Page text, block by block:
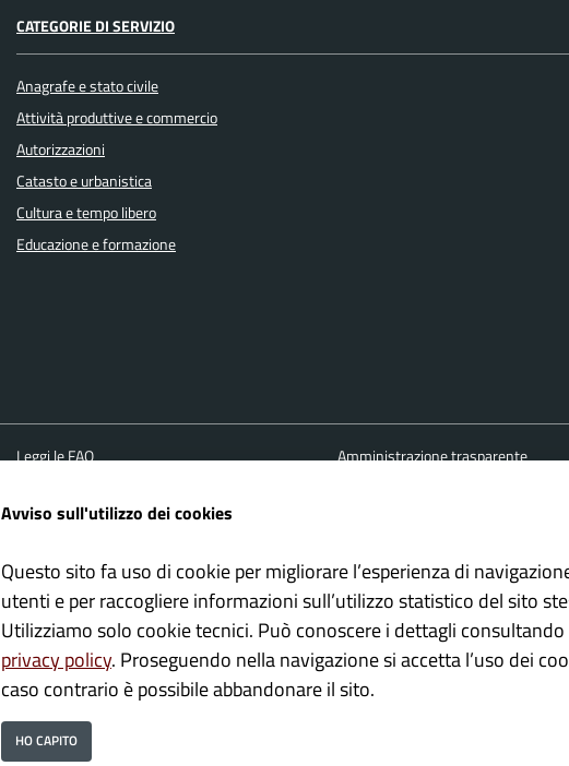
CATEGORIE DI SERVIZIO
Anagrafe e stato civile
Attività produttive e commercio
Autorizzazioni
Catasto e urbanistica
Cultura e tempo libero
Educazione e formazione
Leggi le FAQ
Segnalazione disservizio
Amministrazione trasparente
Albo pretorio
Dichiarazione di accessibilità
Avviso sull'utilizzo dei cookies
Questo sito fa uso di cookie per migliorare l’esperienza di
utenti e per raccogliere informazioni sull’utilizzo statistico del sito
Utilizziamo solo cookie tecnici. Può conoscere i dettagli
privacy policy. Proseguendo nella navigazione si accetta l’uso dei
caso contrario è possibile abbandonare il sito.
HO CAPITO